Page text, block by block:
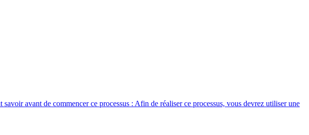
avant de commencer ce processus : Afin de réaliser ce processus, vous devrez utiliser une